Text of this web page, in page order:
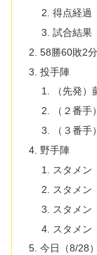
得点経過
試合結果
58勝60敗2
投手陣
（先発
（２番
（３番
野手陣
スタメン
スタメン
スタメン
スタメン
今日（8/28